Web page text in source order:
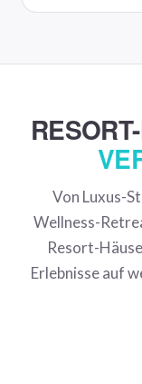
Von Luxus-
Wellness-
Resort-
Erlebnisse auf